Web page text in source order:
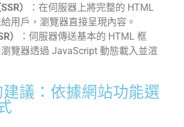
）
：在伺服器上將完整的 HTML
用戶，瀏覽器直接呈現內容。
）
：伺服器傳送基本的 HTML 框
覽器透過 JavaScript 動態載入並渲
議：依據網站功能選